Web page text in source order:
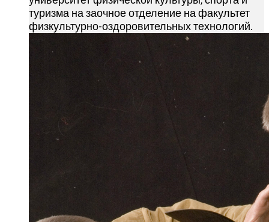
туризма на заочное отделение на факультет
физкультурно-оздоровительных технологий.